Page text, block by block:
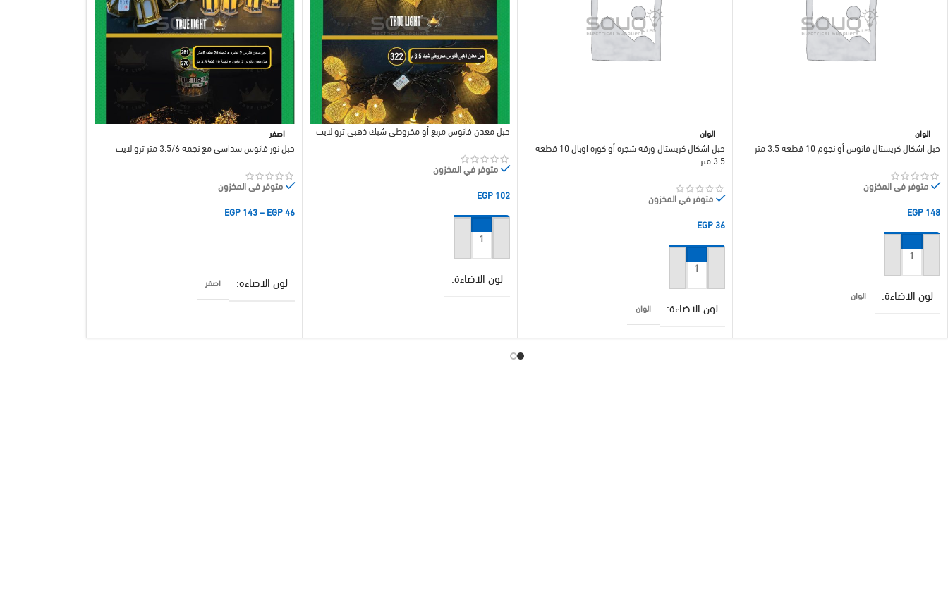
الوان
حبل اشكال كريستال فانوس أو نجوم 10 قطعه 3.5 متر
متوفر في المخزون
EGP148
إضافة إلى السلة
لون الاضاءة الوان
الوان
حبل اشكال كريستال ورقه شجره أو كوره اوبال 10 قطعه
3.5 متر
متوفر في المخزون
EGP36
إضافة إلى السلة
لون الاضاءة الوان
حبل معدن فانوس مربع أو مخروطي شبك ذهبي ترو لايت
متوفر في المخزون
EGP102
إضافة إلى السلة
لون الاضاءة
اصفر
حبل نور فانوس سداسي مع نجمه 3.5/6 متر ترو لايت
متوفر في المخزون
EGP46
–
EGP143
لون الاضاءة اصفر